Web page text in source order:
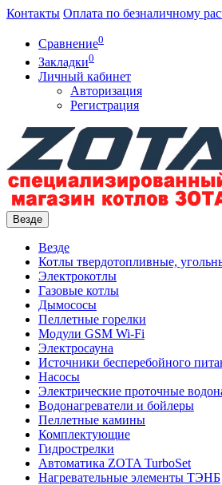
Контакты Оплата по безналичному
Сравнение0
Закладки0
Личный кабинет
Авторизация
Регистрация
Везде
Везде
Котлы твердотопливные,
Электрокотлы
Газовые котлы
Дымососы
Пеллетные горелки
Модули GSM Wi-Fi
Электросауна
Источники бесперебойного
Насосы
Электрические проточные
Водонагреватели и бойлеры
Пеллетные камины
Комплектующие
Гидрострелки
Автоматика ZOTA TurboSet
Нагревательные элементы ТЭНБ